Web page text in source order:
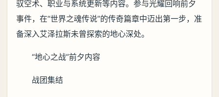
驭空术、职业与系统更新等内容。参与光耀回响前夕
事件，在“世界之魂传说”的传奇篇章中迈出第一步，准
备深入艾泽拉斯未曾探索的地心深处。
“地心之战”前夕内容
战团集结